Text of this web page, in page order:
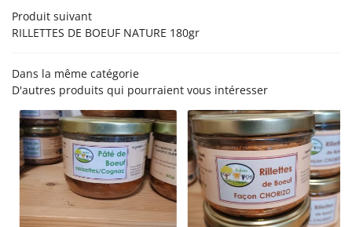
EN IMAGES
AVIS
ACTUALITÉS
CONTACT
Restez
Inscription
Produit suivant
RILLETTES DE BOEUF NATURE 180gr
Dans la même catégorie
D'autres produits qui pourraient vous intéresser